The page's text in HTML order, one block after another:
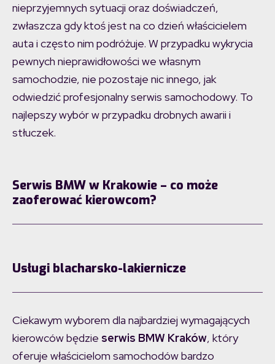
nieprzyjemnych sytuacji oraz doświadczeń,
zwłaszcza gdy ktoś jest na co dzień właścicielem
auta i często nim podróżuje. W przypadku wykrycia
pewnych nieprawidłowości we własnym
samochodzie, nie pozostaje nic innego, jak
odwiedzić profesjonalny serwis samochodowy. To
najlepszy wybór w przypadku drobnych awarii i
stłuczek.
Serwis BMW w Krakowie – co może
zaoferować kierowcom?
Usługi blacharsko-lakiernicze
Ciekawym wyborem dla najbardziej wymagających
kierowców będzie serwis BMW Kraków, który
oferuje właścicielom samochodów bardzo